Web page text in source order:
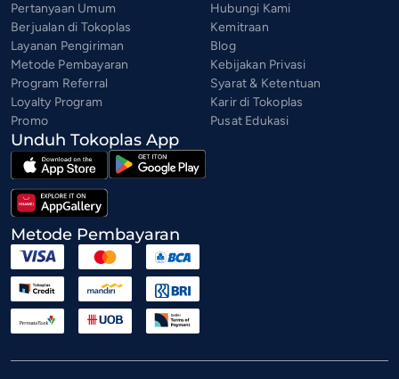
Pertanyaan Umum
Berjualan di Tokoplas
Layanan Pengiriman
Metode Pembayaran
Program Referral
Loyalty Program
Promo
Hubungi Kami
Kemitraan
Blog
Kebijakan Privasi
Syarat & Ketentuan
Karir di Tokoplas
Pusat Edukasi
Unduh Tokoplas App
Metode Pembayaran